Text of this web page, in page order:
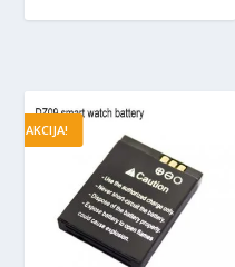
n
a
a
c
AKCIJA!